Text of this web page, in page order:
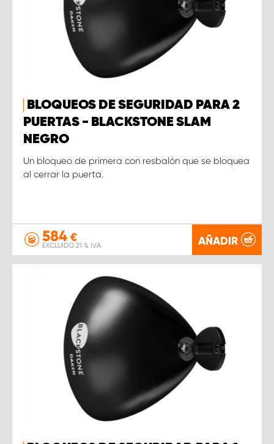
BLOQUEOS DE SEGURIDAD PARA 2
PUERTAS - BLACKSTONE SLAM
NEGRO
Un bloqueo de primera con resbalón que se bloquea
al cerrar la puerta.
584 €
EXCLUIDO 21 % IVA AÑADIR